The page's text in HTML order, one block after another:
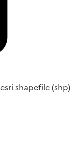
esri shapefile (shp)